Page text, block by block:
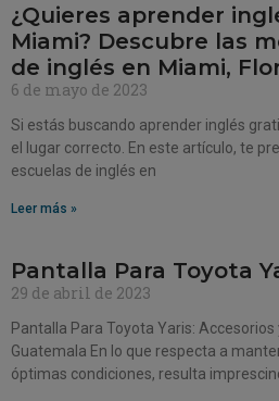
¿Quieres aprender
Miami? Descubre las
de inglés en Miami,
6 de mayo de 2023
Si estás buscando aprender inglés
el lugar correcto. En este artículo, te
escuelas de inglés en
Leer más »
Pantalla Para Toyota
29 de abril de 2023
Pantalla Para Toyota Yaris:
Guatemala En lo que respecta a
óptimas condiciones, resulta